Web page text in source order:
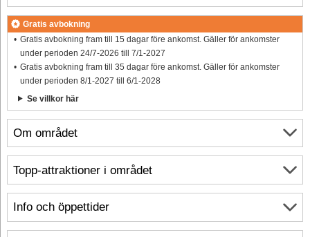
Om området
Info och öppettider
Gratis avbokning
Gratis avbokning fram till 15 dagar före ankomst. Gäller för ankomster
under perioden 24/7-2026 till 7/1-2027
Gratis avbokning fram till 35 dagar före ankomst. Gäller för ankomster
under perioden 8/1-2027 till 6/1-2028
Se villkor här
Topp-attraktioner i området